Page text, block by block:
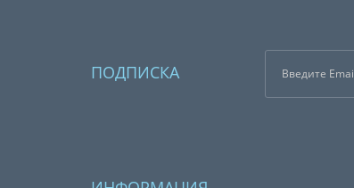
ПОДПИСКА